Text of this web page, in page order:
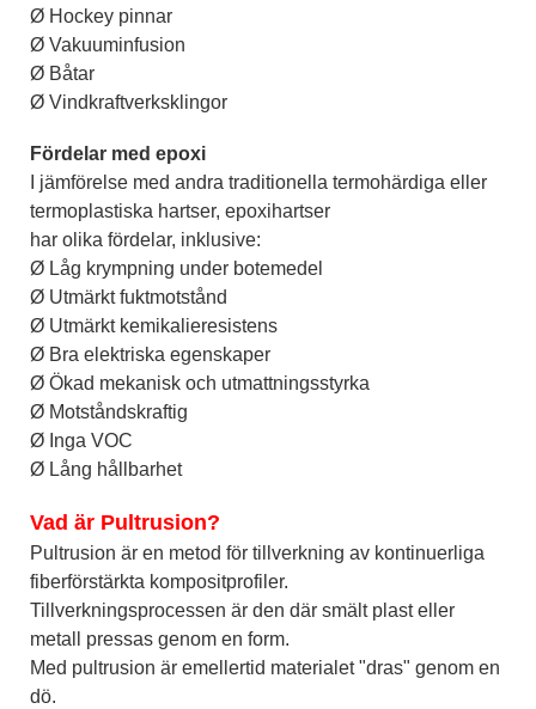
Ø Hockey pinnar
Ø Vakuuminfusion
Ø Båtar
Ø Vindkraftverksklingor
Fördelar med epoxi
I jämförelse med andra traditionella termohärdiga eller
termoplastiska hartser, epoxihartser
har olika fördelar, inklusive:
Ø Låg krympning under botemedel
Ø Utmärkt fuktmotstånd
Ø Utmärkt kemikalieresistens
Ø Bra elektriska egenskaper
Ø Ökad mekanisk och utmattningsstyrka
Ø Motståndskraftig
Ø Inga VOC
Ø Lång hållbarhet
Vad är Pultrusion?
Pultrusion är en metod för tillverkning av kontinuerliga
fiberförstärkta kompositprofiler.
Tillverkningsprocessen är den där smält plast eller
metall pressas genom en form.
Med pultrusion är emellertid materialet "dras" genom en
dö.